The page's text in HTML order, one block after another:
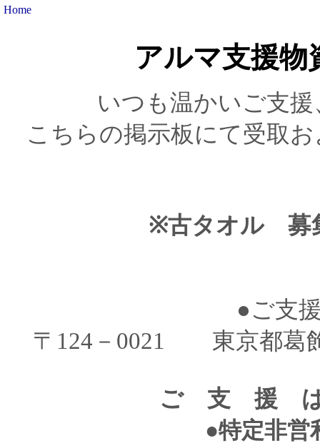
Home
アルマ支援物
いつも温かいご支
こちらの掲示板にて受取
※古タオル 募
●ご支
〒124－0021 東京都葛
ご 支 援
●特定非営